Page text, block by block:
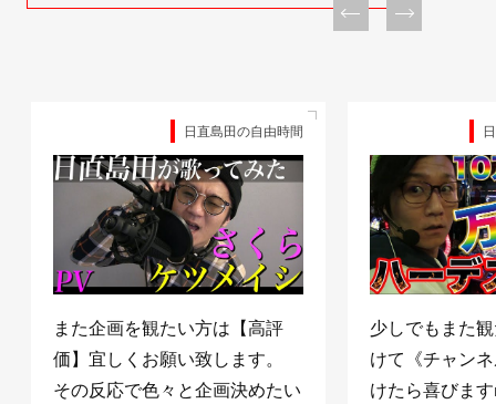
日直島田の自由時間
また企画を観たい方は【高評
価】宜しくお願い致します。
その反応で色々と企画決めたい
少しでもまた
けて《チャン
けたら喜びま